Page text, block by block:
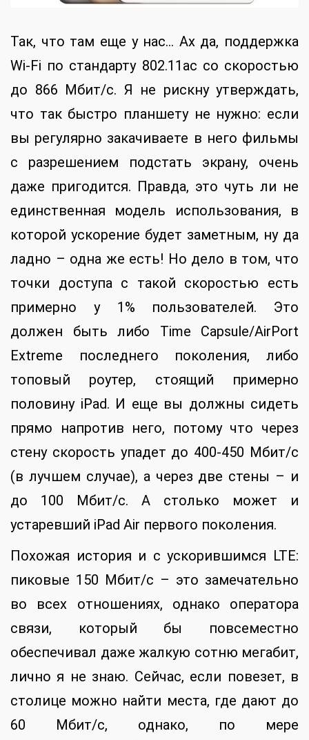
Так, что там еще у нас… Ах да, поддержка
Wi-Fi по стандарту 802.11ac со скоростью
до 866 Мбит/с. Я не рискну утверждать,
что так быстро планшету не нужно: если
вы регулярно закачиваете в него фильмы
с разрешением подстать экрану, очень
даже пригодится. Правда, это чуть ли не
единственная модель использования, в
которой ускорение будет заметным, ну да
ладно – одна же есть! Но дело в том, что
точки доступа с такой скоростью есть
примерно у 1% пользователей. Это
должен быть либо Time Capsule/AirPort
Extreme последнего поколения, либо
топовый роутер, стоящий примерно
половину iPad. И еще вы должны сидеть
прямо напротив него, потому что через
стену скорость упадет до 400-450 Мбит/с
(в лучшем случае), а через две стены – и
до 100 Мбит/с. А столько может и
устаревший iPad Air первого поколения.
Похожая история и с ускорившимся LTE:
пиковые 150 Мбит/с – это замечательно
во всех отношениях, однако оператора
связи, который бы повсеместно
обеспечивал даже жалкую сотню мегабит,
лично я не знаю. Сейчас, если повезет, в
столице можно найти места, где дают до
60 Мбит/с, однако, по мере